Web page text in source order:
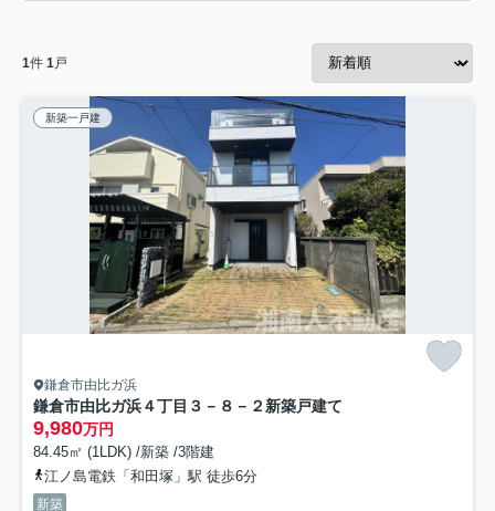
1件 1戸
新築一戸建
鎌倉市由比ガ浜
鎌倉市由比ガ浜４丁目３－８－２新築戸建て
9,980万円
84.45㎡ (1LDK) /新築 /3階建
江ノ島電鉄「和田塚」駅 徒歩6分
新築